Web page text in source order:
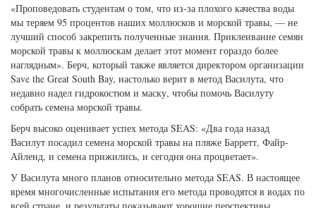
«Проповедовать студентам о том, что из-за плохого качества воды
мы теряем 95 процентов наших моллюсков и морской травы, — не
лучший способ закрепить полученные знания. Приклеивание семян
морской травы к моллюскам делает этот момент гораздо более
наглядным». Берч, который также является директором организации
Save the Great South Bay, настолько верит в метод Василута, что
недавно надел гидрокостюм и маску, чтобы помочь Василуту
собрать семена морской травы.
Берч высоко оценивает успех метода SEAS: «Два года назад
Василут посадил семена морской травы на пляже Барретт, Файр-
Айленд, и семена прижились, и сегодня она процветает».
У Василута много планов относительно метода SEAS. В настоящее
время многочисленные испытания его метода проводятся в водах по
всей стране, и результаты показывают хорошие перспективы.